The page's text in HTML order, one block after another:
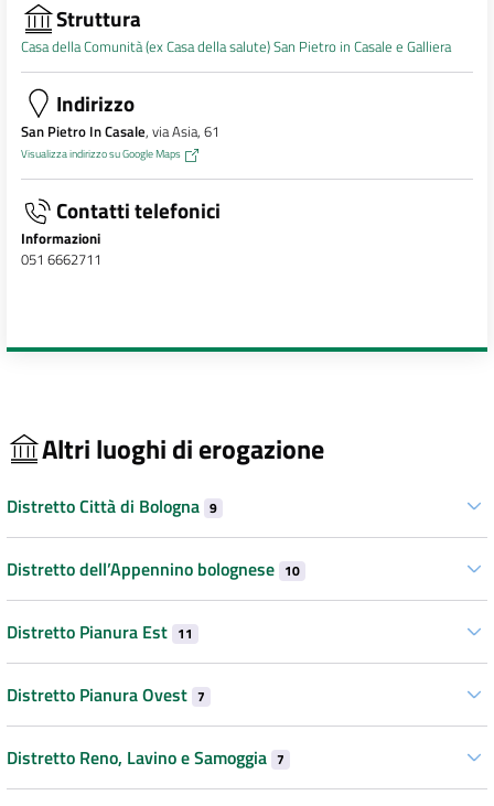
Struttura
Casa della Comunità (ex Casa della salute) San Pietro in Casale e Galliera
Indirizzo
San Pietro In Casale, via Asia, 61
Visualizza indirizzo su Google Maps
Contatti telefonici
Informazioni
051 6662711
Altri luoghi di erogazione
Distretto Città di Bologna 9
Distretto dell’Appennino bolognese 10
Distretto Pianura Est 11
Distretto Pianura Ovest 7
Distretto Reno, Lavino e Samoggia 7